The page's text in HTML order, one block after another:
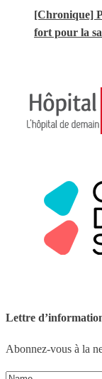
[Chronique]
fort pour la
Lettre
Abonnez-vous à la